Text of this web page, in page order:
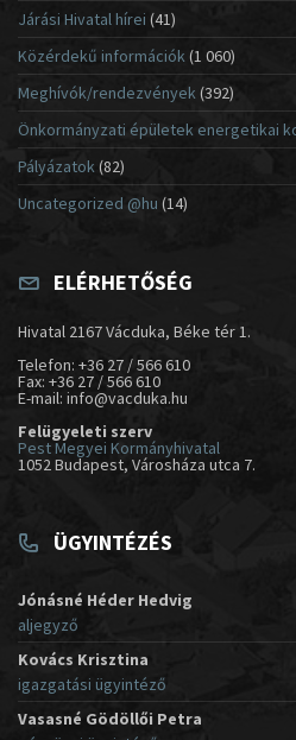
Járási Hivatal hírei (41)
Közérdekű információk(1 060)
Meghívók/rendezvények (392)
Önkormányzati épületek energetikai
Pályázatok (82)
Uncategorized @hu (14)
ELÉRHETŐSÉG
Hivatal 2167 Vácduka, Béke tér 1.
Telefon: +36 27 / 566 610
Fax: +36 27 / 566 610
E-mail: info@vacduka.hu
Felügyeleti szerv
Pest Megyei Kormányhivatal
1052 Budapest, Városháza utca 7.
ÜGYINTÉZÉS
Jónásné Héder Hedvig
aljegyző
Kovács Krisztina
igazgatási ügyintéző
Vasasné Gödöllői Petra